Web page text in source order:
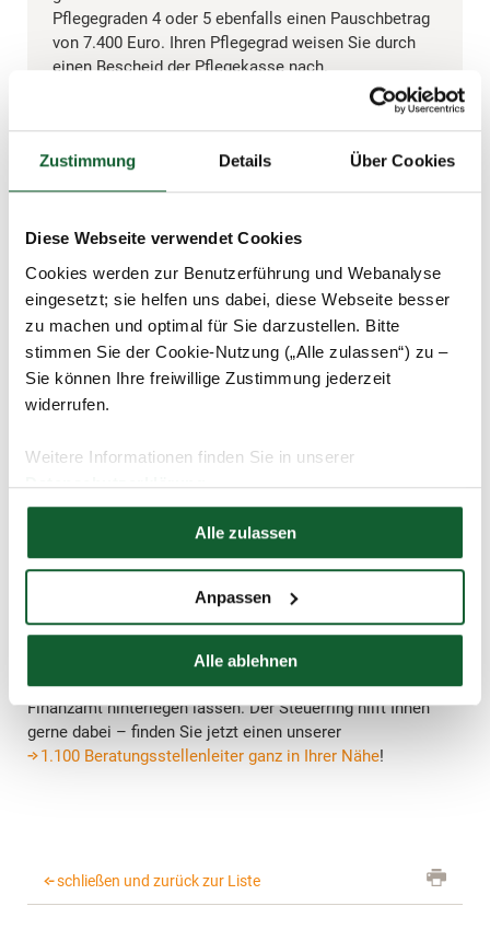
Zustimmung Details Über Cookies
Diese Webseite verwendet Cookies
Cookies werden zur Benutzerführung und Webanalyse
eingesetzt; sie helfen uns dabei, diese Webseite besser
zu machen und optimal für Sie darzustellen. Bitte
stimmen Sie der Cookie-Nutzung („Alle zulassen“) zu –
Sie können Ihre freiwillige Zustimmung jederzeit
widerrufen.
Weitere Informationen finden Sie in unserer
Datenschutzerklärung
Hier finden Sie unserImpressum
Alle zulassen
Anpassen
Alle ablehnen
Pflegegraden 4 oder 5 ebenfalls einen Pauschbetrag
von 7.400 Euro. Ihren Pflegegrad weisen Sie durch
einen Bescheid der Pflegekasse nach.
Einspruchsfrist bereits abgelaufen?
Änderungsantrag stellen!
Sie haben bereits Ihren Steuerbescheid erhalten und in Ihrer
Berücksichtigung des Pauschbetrags gestellt? Dann ist das
grundsätzlich kein Problem. Innerhalb der Einspruchsfrist
können Sie die Änderung der Steuerfestsetzung ohnehin
jederzeit beantragen. Eine Anpassung ist aber auch
außerhalb der Einspruchsfrist noch möglich, denn: Der
Bescheid des Versorgungsamts ist ein sogenannter
gebunden und muss die Feststellung des GdB auch dann
Pauschbetrag als Freibetrag
beantragen
Sie möchten schon monatlich von der Erhöhung des
Pauschbetrages für Menschen mit Behinderung profitieren
und nicht erst bei Abgabe der Steuererklärung? Dann
können Sie einen Freibetrag in den
ELStAM-Datenbeim
Finanzamt hinterlegen lassen. Der Steuerring hilft Ihnen
gerne dabei – finden Sie jetzt einen unserer
1.100 Beratungsstellenleiter ganz in Ihrer Nähe!
schließen und zurück zur Liste